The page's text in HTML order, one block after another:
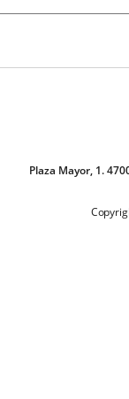
Plaza Mayor, 1.